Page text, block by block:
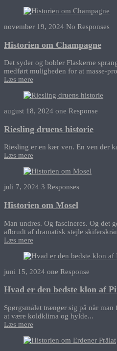
november 19, 2024 No Responses
Historien om Champagne
Det syder og bobler Flaskerne
medført muligheden for at masse-
Læs mere
august 18, 2024 one Response
Riesling druens historie
Riesling er en kær ven. En ven der
Læs mere
juli 7, 2024 3 Responses
Historien om Mosel
Man undres. Og fascineres. Og det
afbrudt af dramatisk stejle
Læs mere
juni 15, 2024 one Response
Hvad er den bedste klon af
Spørgsmålet trænger sig på når
at være koldklima og hylde...
Læs mere